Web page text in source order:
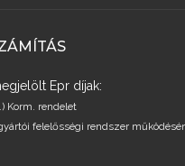
Epr díjak:
Korm. rendelet
felelősségi rendszer